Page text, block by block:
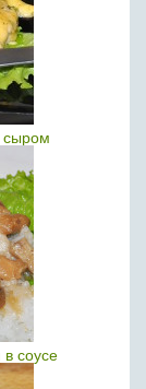
сыром
соусе